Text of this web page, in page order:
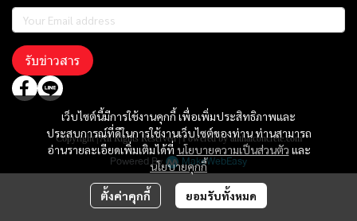
เว็บไซต์นี้มีการใช้งานคุกกี้ เพื่อเพิ่มประสิทธิภาพและ
ประสบการณ์ที่ดีในการใช้งานเว็บไซต์ของท่าน ท่านสามารถ
อ่านรายละเอียดเพิ่มเติมได้ที่ นโยบายความเป็นส่วนตัว และ
นโยบายคุกกี้
ตั้งค่าคุกกี้ ยอมรับทั้งหมด
รับข่าวสาร
Copyright | All Rights Reserved | Powered by allthaiconcrete.com
Powered By MakeWebEasy